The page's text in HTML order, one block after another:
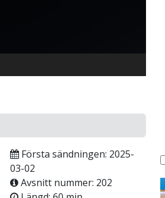
Första sändningen: 2025-
03-02
Avsnitt nummer: 202